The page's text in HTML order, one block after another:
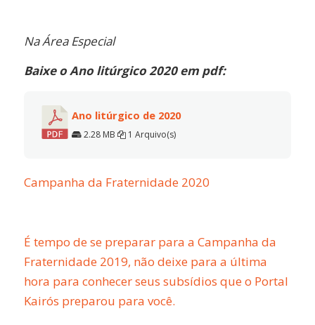
Na Área Especial
Baixe o Ano litúrgico 2020 em pdf:
Ano litúrgico de 2020
2.28 MB 1 Arquivo(s)
Campanha da Fraternidade 2020
É tempo de se preparar para a Campanha da
Fraternidade 2019, não deixe para a última
hora para conhecer seus subsídios que o Portal
Kairós preparou para você.